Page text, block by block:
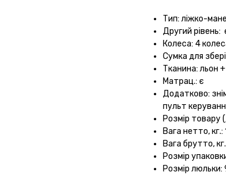
Тип: ліжко-
Другий рівень:
Колеса: 4
Сумка для
Тканина: льон
Матрац.: є
Додатково:
пульт
Розмір товару
Вага нетто, кг.:
Вага брутто,
Розмір
Розмір